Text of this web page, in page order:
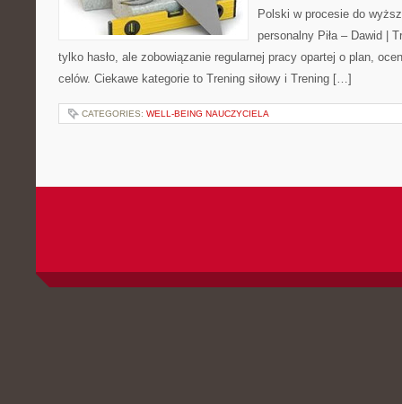
Polski w procesie do
personalny Piła – Dawid |
tylko hasło, ale zobowiązanie regularnej pracy opartej o plan,
celów. Ciekawe kategorie to Trening siłowy i Trening […]
CATEGORIES: WELL-BEING NAUCZYCIELA